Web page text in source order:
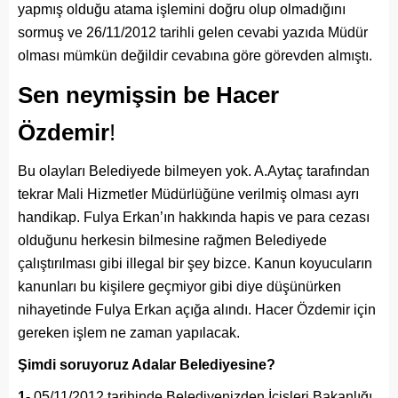
yapmış olduğu atama işlemini doğru olup olmadığını
sormuş ve 26/11/2012 tarihli gelen cevabi yazıda Müdür
olması mümkün değildir cevabına göre görevden almıştı.
Sen neymişsin be Hacer
Özdemir!
Bu olayları Belediyede bilmeyen yok. A.Aytaç tarafından
tekrar Mali Hizmetler Müdürlüğüne verilmiş olması ayrı
handikap. Fulya Erkan’ın hakkında hapis ve para cezası
olduğunu herkesin bilmesine rağmen Belediyede
çalıştırılması gibi illegal bir şey bizce. Kanun koyucuların
kanunları bu kişilere geçmiyor gibi diye düşünürken
nihayetinde Fulya Erkan açığa alındı. Hacer Özdemir için
gereken işlem ne zaman yapılacak.
Şimdi soruyoruz Adalar Belediyesine?